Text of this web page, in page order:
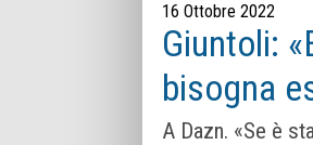
16 Ottobre 2022
Giuntoli:
bisogna
A Dazn. «Se è